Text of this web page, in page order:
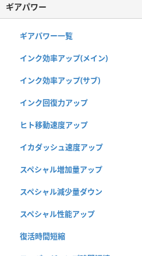
ギアパワー
ギアパワー一覧
インク効率アップ(メイン)
インク効率アップ(サブ)
インク回復力アップ
ヒト移動速度アップ
イカダッシュ速度アップ
スペシャル増加量アップ
スペシャル減少量ダウン
スペシャル性能アップ
復活時間短縮